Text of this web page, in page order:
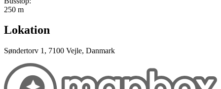
250 m
Lokation
Søndertorv 1, 7100 Vejle, Danmark